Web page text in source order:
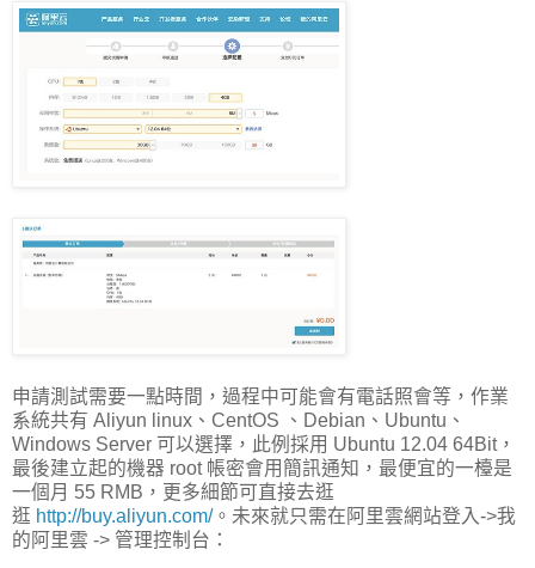
申請測試需要一點時間，過程中可能會有電話照會等，作業
系統共有 Aliyun linux、CentOS 、Debian、Ubuntu、
Windows Server 可以選擇，此例採用 Ubuntu 12.04 64Bit，
最後建立起的機器 root 帳密會用簡訊通知，最便宜的一檯是
一個月 55 RMB，更多細節可直接去逛
逛 http://buy.aliyun.com/。未來就只需在阿里雲網站登入->我
的阿里雲 -> 管理控制台：